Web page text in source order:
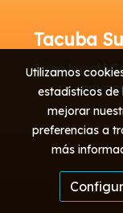
Tacuba
Aviso legal |
Utilizamos
estadísticos de
mejorar
preferencias a
más